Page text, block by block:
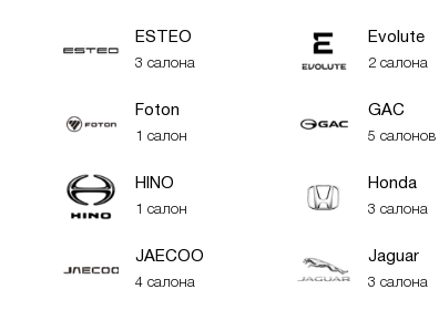
ESTEO
3 салона
Evolute
2 салона
Foton
1 салон
GAC
5 салонов
HINO
1 салон
Honda
3 салона
JAECOO
4 салона
Jaguar
3 салона